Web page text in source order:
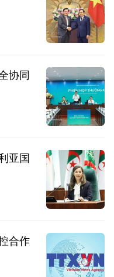
协同
亚国
合作